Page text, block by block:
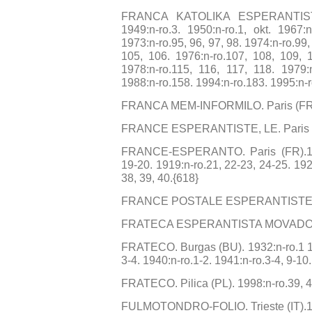
FRANCA KATOLIKA
1949:n-ro.3. 1950:n-ro.1, okt.
1973:n-ro.95, 96, 97, 98. 1974:n-
105, 106. 1976:n-ro.107, 108, 109,
1978:n-ro.115, 116, 117, 118.
1988:n-ro.158. 1994:n-ro.183.
FRANCA MEM-INFORMILO. Paris
FRANCE ESPERANTISTE, LE. Paris
FRANCE-ESPERANTO. Paris
19-20. 1919:n-ro.21, 22-23, 24-25.
38, 39, 40.{618}
FRANCE POSTALE
FRATECA ESPERANTISTA
FRATECO. Burgas (BU). 1932:n-ro.1
3-4. 1940:n-ro.1-2. 1941:n-ro.3-4, 9-
FRATECO. Pilica (PL). 1998:n-ro.39,
FULMOTONDRO-FOLIO. Trieste